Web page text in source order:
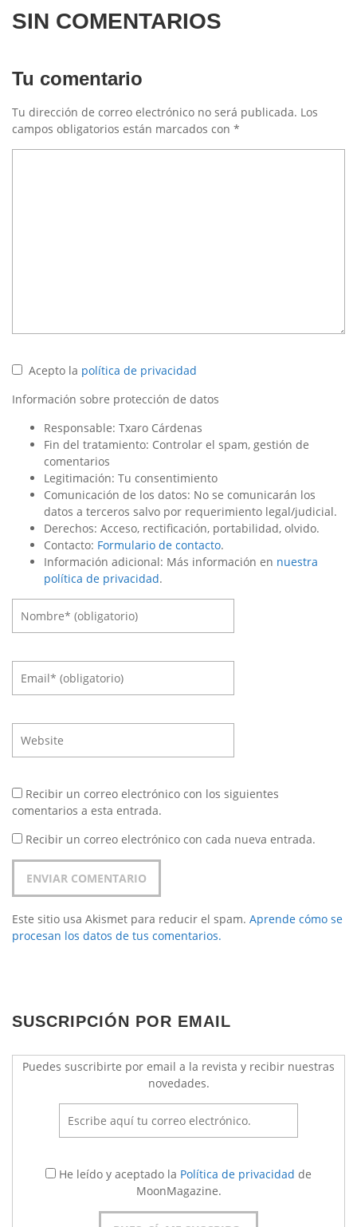
SIN COMENTARIOS
Tu comentario
Tu dirección de correo electrónico no será publicada. Los
campos obligatorios están marcados con *
Acepto la política de privacidad
Información sobre protección de datos
Responsable: Txaro Cárdenas
Fin del tratamiento: Controlar el spam, gestión de
comentarios
Legitimación: Tu consentimiento
Comunicación de los datos: No se comunicarán los
datos a terceros salvo por requerimiento legal/judicial.
Derechos: Acceso, rectificación, portabilidad, olvido.
Contacto: Formulario de contacto.
Información adicional: Más información en nuestra
política de privacidad.
Recibir un correo electrónico con los siguientes
comentarios a esta entrada.
Recibir un correo electrónico con cada nueva entrada.
Este sitio usa Akismet para reducir el spam. Aprende cómo se
procesan los datos de tus comentarios.
SUSCRIPCIÓN POR EMAIL
Puedes suscribirte por email a la revista y recibir nuestras
novedades.
He leído y aceptado la Política de privacidad de
MoonMagazine.